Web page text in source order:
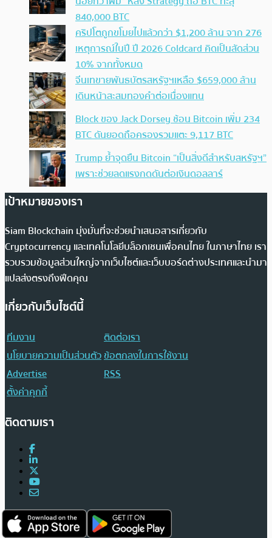
840,000 BTC
คริปโตถูกขโมยไปแล้วกว่า $1,200 ล้าน จาก 276
เหตุการณ์ในปี ปี 2026 Coldcard คิดเป็นสัดส่วน
10% จากทั้งหมด
จีนเทขายพันธบัตรสหรัฐฯเหลือ $659,000 ล้าน
เดินหน้าสะสมทองคำต่อเนื่องแทน
Block ของ Jack Dorsey ช้อน Bitcoin เพิ่ม 234
BTC ดันยอดถือครองรวมแตะ 9,117 BTC
Trump ย้ำจุดยืน Bitcoin “เป็นสิ่งดีสำหรับสหรัฐฯ”
เพราะช่วยลดแรงกดดันต่อเงินดอลลาร์
เป้าหมายของเรา
Siam Blockchain มุ่งมั่นที่จะช่วยนำเสนอสารเกี่ยวกับ
Cryptocurrency และเทคโนโลยีบล็อกเชนเพื่อคนไทย ในภาษาไทย เรา
รวบรวมข้อมูลส่วนใหญ่จากเว็บไซต์และเว็บบอร์ดต่างประเทศและนำมา
แปลส่งตรงถึงฟีดคุณ
เกี่ยวกับเว็บไซต์นี้
ทีมงาน
ติดต่อเรา
นโยบายความเป็นส่วนตัวข้อตกลงในการใช้งาน
Advertise
RSS
ตั้งค่าคุกกี้
ติดตามเรา